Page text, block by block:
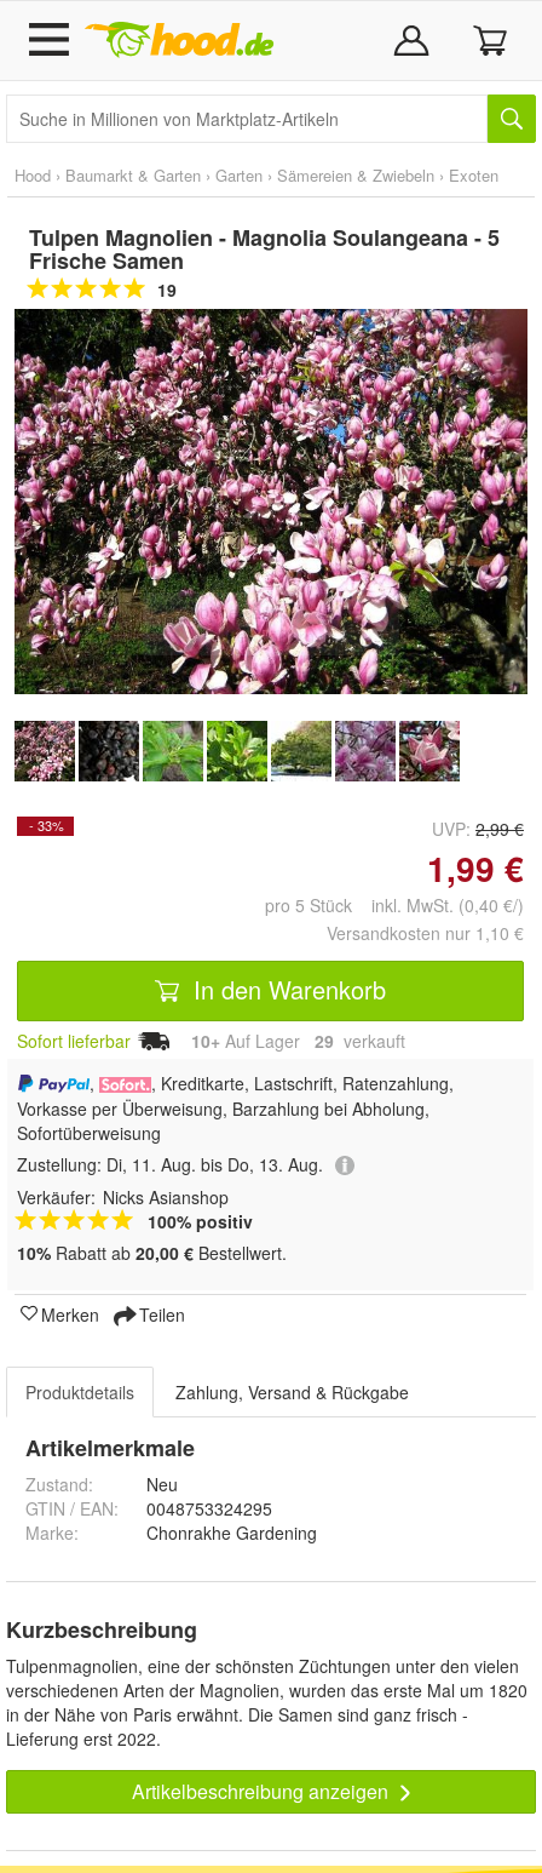
Hood › Baumarkt & Garten › Garten › Sämereien & Zwiebeln › Exoten
Tulpen Magnolien - Magnolia Soulangeana - 5
Frische Samen
19
Doppelt antippen zum
vergrößern
- 33% UVP: 2,99 €
1,99 €
pro 5 Stück inkl. MwSt. (0,40 €/)
Versandkosten nur 1,10 €
In den Warenkorb
Sofort lieferbar 10+ Auf Lager 29 verkauft
,
, Kreditkarte, Lastschrift, Ratenzahlung,
Vorkasse per Überweisung, Barzahlung bei Abholung,
Sofortüberweisung
Zustellung: Di, 11. Aug. bis Do, 13. Aug.
Verkäufer: Nicks Asianshop
100% positiv
10% Rabatt ab 20,00 € Bestellwert.
Merken Teilen
Produktdetails Zahlung, Versand & Rückgabe
Artikelmerkmale
Zustand:
Neu
GTIN / EAN:
0048753324295
Marke:
Chonrakhe Gardening
Kurzbeschreibung
Tulpenmagnolien, eine der schönsten Züchtungen unter den vielen
verschiedenen Arten der Magnolien, wurden das erste Mal um 1820
in der Nähe von Paris erwähnt. Die Samen sind ganz frisch -
Lieferung erst 2022.
Artikelbeschreibung anzeigen